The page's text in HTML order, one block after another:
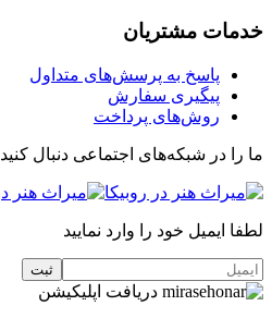
خدمات مشتریان
پاسخ به پرسش‌های متداول
پیگیری سفارش
روش‌های پرداخت
ما را در شبکه‌های اجتماعی دنبال کنید
لطفا ایمیل خود را وارد نمایید
دریافت اپلیکیشن